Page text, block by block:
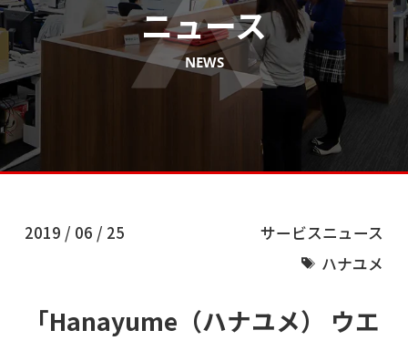
ニュース
NEWS
2019 / 06 / 25
サービスニュース
ハナユメ
「Hanayume（ハナユメ） ウエ